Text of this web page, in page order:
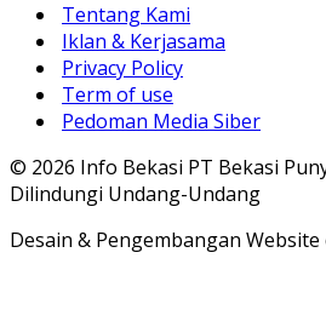
Tentang Kami
Iklan & Kerjasama
Privacy Policy
Term of use
Pedoman Media Siber
© 2026 Info Bekasi PT Bekasi
Dilindungi Undang-Undang
Desain & Pengembangan Website